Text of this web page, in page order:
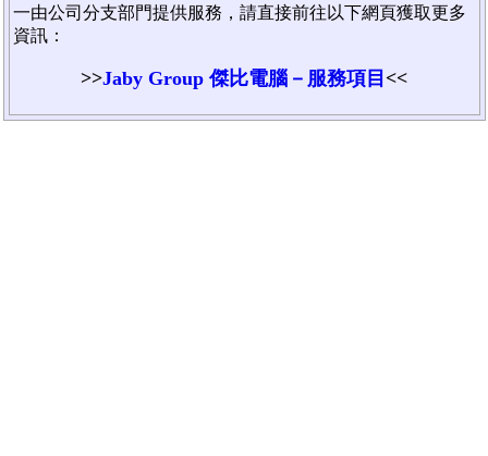
一由公司分支部門提供服務，請直接前往以下網頁獲取更多
資訊：
>>Jaby Group 傑比電腦－服務項目 <<